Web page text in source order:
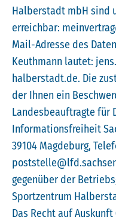
Halberstadt mbH sind
erreichbar:
Mail-Adresse des
Keuthmann lautet:
halberstadt.de. Die
der Ihnen ein
Landesbeauftragte für
Informationsfreiheit
39104 Magdeburg,
gegenüber der
Sportzentrum
Das Recht auf